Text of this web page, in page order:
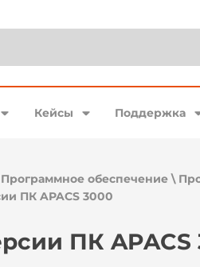
Кейсы Поддержка
Программное обеспечение\
ПК APACS 3000
ПК APACS